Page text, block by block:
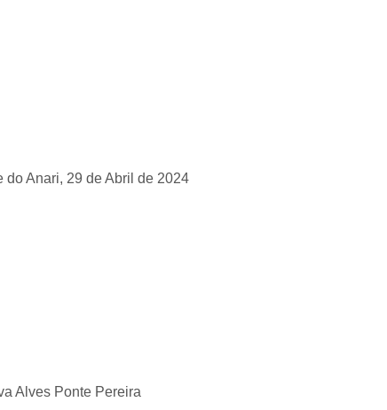
do Anari, 29 de Abril de 2024
Alves Ponte Pereira